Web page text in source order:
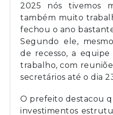
2025 nós tivemos
também muito
fechou o ano
Segundo ele,
de recesso, a
trabalho, com
secretários até o dia
O prefeito destacou
investimentos